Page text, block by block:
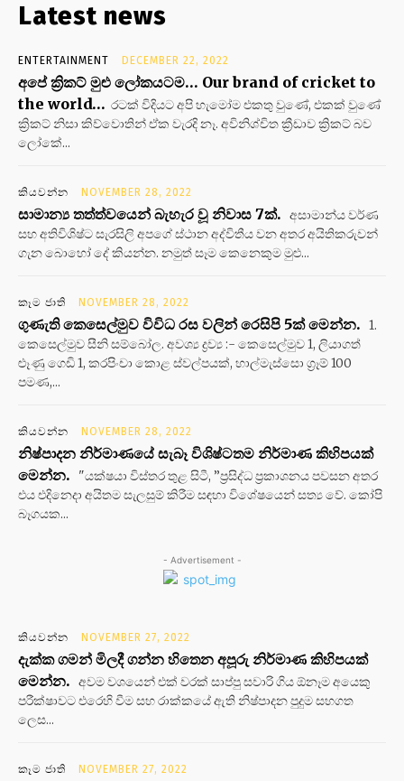
Latest news
ENTERTAINMENT DECEMBER 22, 2022
අපේ ක්‍රිකට් මුළු ලෝකයටම… Our brand of cricket to
the world… රටක් විදියට අපි හැමෝම එකතු වුණේ, එකක් වුණේ
ක්‍රිකට් නිසා කිව්වොතින් ඒක වැරදි නෑ. අවිනිශ්චිත ක්‍රීඩාව ක්‍රිකට් බව
ලෝකේ...
කියවන්න NOVEMBER 28, 2022
සාමාන්‍ය තත්ත්වයෙන් බැහැර වූ නිවාස 7ක්. අසාමාන්ය වර්ණ
සහ අතිවිශිෂ්ට සැරසිලි අපගේ ස්ථාන අද්විතීය වන අතර අයිතිකරුවන්
ගැන බොහෝ දේ කියන්න. නමුත් සෑම කෙනෙකුම මුළු...
කෑම ජාති NOVEMBER 28, 2022
ගුණැති කෙසෙල්මුව විවිධ රස වලින් රෙසිපි 5ක් මෙන්න. 1.
කෙසෙල්මුව සීනි සම්බෝල. අවශ්‍ය ද්‍රව්‍ය :- කෙසෙල්මුව 1, ලියාගත්
ළූණු ගෙඩි 1, කරපිංචා කොළ ස්වල්පයක්, හාල්මැස්සො ග්‍රෑම් 100
පමණ,...
කියවන්න NOVEMBER 28, 2022
නිෂ්පාදන නිර්මාණයේ සැබෑ විශිෂ්ටතම නිර්මාණ කිහිපයක්
මෙන්න.
"යක්ෂයා විස්තර තුළ සිටී, ”ප්‍රසිද්ධ ප්‍රකාශනය පවසන අතර
එය එදිනෙදා අයිතම සැලසුම් කිරීම සඳහා විශේෂයෙන් සත්‍ය වේ. කෝපි
බෑගයක...
- Advertisement -
කියවන්න NOVEMBER 27, 2022
දැක්ක ගමන් මිලදී ගන්න හිතෙන අපූරු නිර්මාණ කිහිපයක්
මෙන්න. අවම වශයෙන් එක් වරක් සාප්පු සවාරි ගිය ඕනෑම අයෙකු
පරීක්ෂාවට එරෙහි වීම සහ රාක්කයේ ඇති නිෂ්පාදන පුදුම සහගත
ලෙස...
කෑම ජාති NOVEMBER 27, 2022